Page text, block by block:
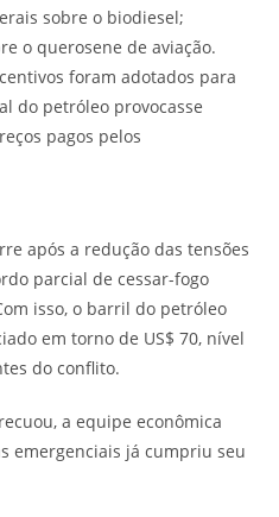
sobre o biodiesel;
o querosene de aviação.
foram adotados para
do petróleo provocasse
pagos pelos
após a redução das tensões
parcial de cessar-fogo
isso, o barril do petróleo
em torno de US$ 70, nível
do conflito.
a equipe econômica
emergenciais já cumpriu seu